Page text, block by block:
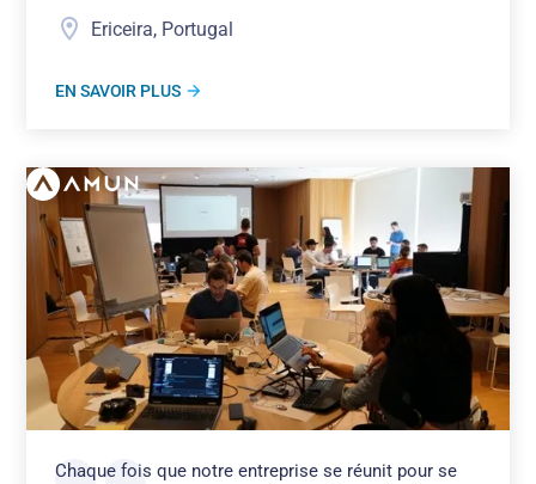
Ericeira, Portugal
EN SAVOIR PLUS
Chaque fois que notre entreprise se réunit pour se